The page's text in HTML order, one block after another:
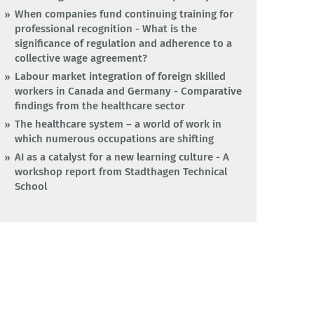
When companies fund continuing training for
professional recognition - What is the
significance of regulation and adherence to a
collective wage agreement?
Labour market integration of foreign skilled
workers in Canada and Germany - Comparative
findings from the healthcare sector
The healthcare system – a world of work in
which numerous occupations are shifting
AI as a catalyst for a new learning culture - A
workshop report from Stadthagen Technical
School